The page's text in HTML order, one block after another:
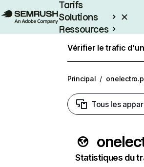
Tarifs
Solutions
Ressources
Vérifier le trafic
Principal /
Tous les
Statistiques du